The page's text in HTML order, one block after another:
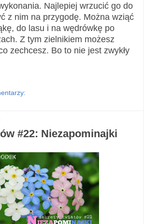
Najlepiej wrzucić go do
z nim na przygodę. Można wziąć
do lasu i na wędrówkę po
Z tym zielnikiem możesz
zechcesz. Bo to nie jest zwykły
#22: Niezapominajki